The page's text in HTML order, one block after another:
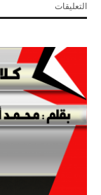
التعليقاتعلى
زيارة
لدمشق
تستهدف
إعادتها
لمحيطها
العربى
مغلقة